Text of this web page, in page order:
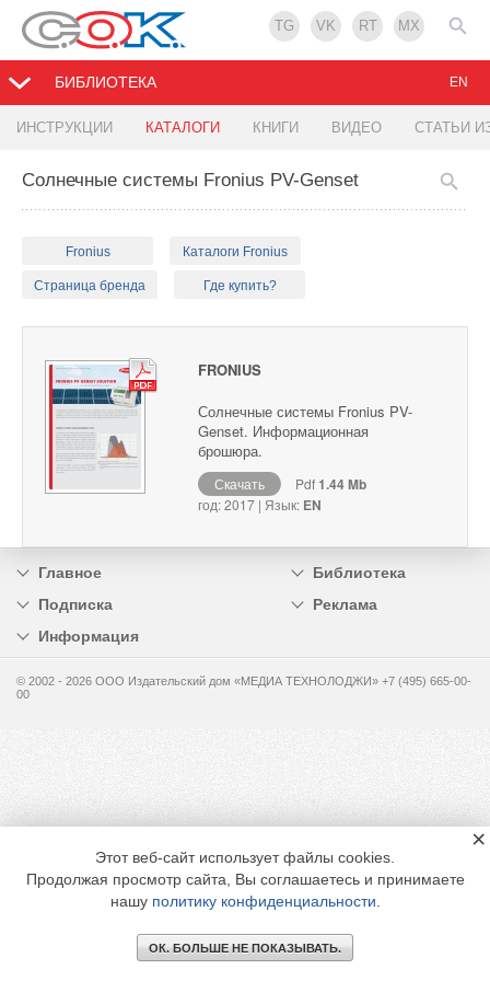
TG VK RT MX
БИБЛИОТЕКА
ИНСТРУКЦИИ КАТАЛОГИ КНИГИ ВИДЕО СТАТЬИ
EN
Солнечные системы Fronius PV-Genset
Fronius Каталоги Fronius
Страница бренда Где купить?
FRONIUS
Солнечные системы Fronius PV-
Genset. Информационная
брошюра.
Скачать Pdf1.44 Mb
год: 2017 | Язык: EN
Главное
Библиотека
Подписка
Реклама
Информация
© 2002 - 2026 OOO Издательский дом «МЕДИА ТЕХНОЛОДЖИ» +7 (495) 665-00-
00
Этот веб-сайт использует файлы cookies.
Продолжая просмотр сайта, Вы соглашаетесь и принимаете
нашу политику конфиденциальности
ОК. БОЛЬШЕ НЕ ПОКАЗЫВАТЬ.
×